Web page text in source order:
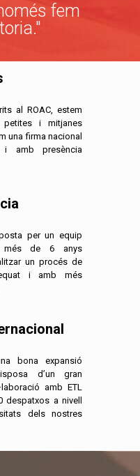
fem
al ROAC, estem
petites i mitjanes
una firma nacional
amb presència
per un equip
més de 6 anys
un procés de
i amb més
bona expansió
d’un gran
amb ETL
despatxos a nivell
dels nostres